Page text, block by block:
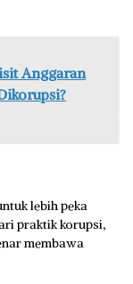
Anggaran
lebih peka
praktik korupsi,
membawa